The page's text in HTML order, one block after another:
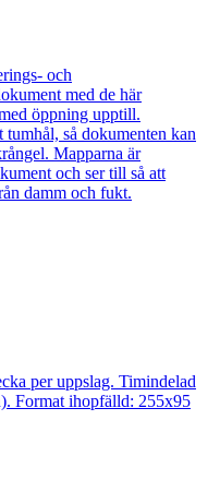
och
med de här
öppning upptill.
så dokumenten kan
Mapparna är
och ser till så att
damm och fukt.
per uppslag. Timindelad
Format ihopfälld: 255x95